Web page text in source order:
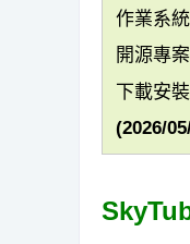
作業系
開源專案
下載安裝
(2026/